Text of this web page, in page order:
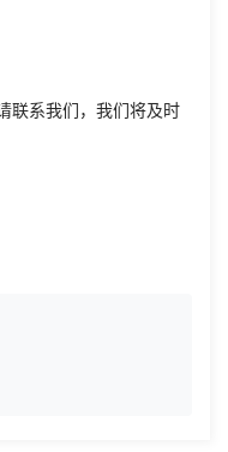
联系我们，我们将及时